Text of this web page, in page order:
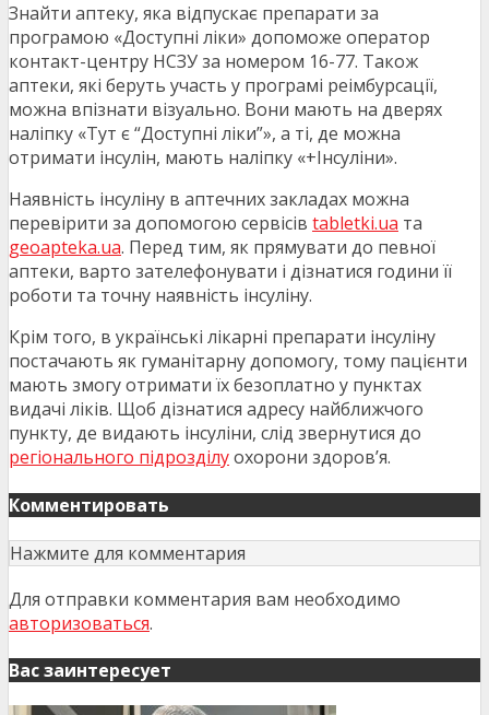
Знайти аптеку, яка відпускає препарати за
програмою «Доступні ліки» допоможе оператор
контакт-центру НСЗУ за номером 16-77. Також
аптеки, які беруть участь у програмі реімбурсації,
можна впізнати візуально. Вони мають на дверях
наліпку «Тут є “Доступні ліки”», а ті, де можна
отримати інсулін, мають наліпку «+Інсуліни».
Наявність інсуліну в аптечних закладах можна
перевірити за допомогою сервісів tabletki.ua та
geoapteka.ua. Перед тим, як прямувати до певної
аптеки, варто зателефонувати і дізнатися години її
роботи та точну наявність інсуліну.
Крім того, в українські лікарні препарати інсуліну
постачають як гуманітарну допомогу, тому пацієнти
мають змогу отримати їх безоплатно у пунктах
видачі ліків. Щоб дізнатися адресу найближчого
пункту, де видають інсуліни, слід звернутися до
регіонального підрозділуохорони здоров’я.
Комментировать
Нажмите для комментария
Для отправки комментария вам необходимо
авторизоваться.
Вас заинтересует